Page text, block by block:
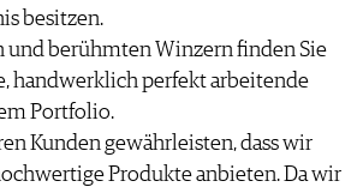
besitzen.
und berühmten Winzern finden Sie
handwerklich perfekt arbeitende
Portfolio.
Kunden gewährleisten, dass wir
Produkte anbieten. Da wir